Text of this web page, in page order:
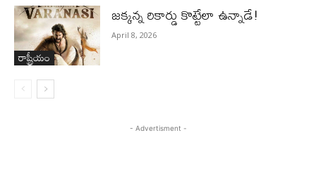
రాష్ట్రీయం
జ‌క్క‌న్న రికార్డు కొట్టేలా ఉన్నాడే!
April 8, 2026
- Advertisment -